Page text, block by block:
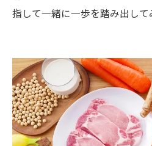
指して一緒に一歩を踏み出して